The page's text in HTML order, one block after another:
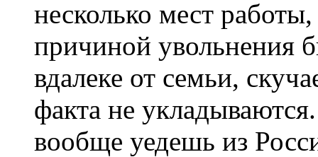
несколько мест
причиной увольнения
вдалеке от семьи,
факта не
вообще уедешь из